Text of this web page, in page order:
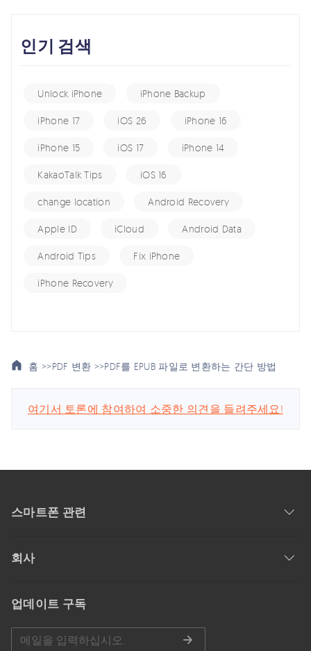
인기 검색
Unlock iPhone iPhone Backup
iPhone 17 iOS 26 iPhone 16
iPhone 15 iOS 17 iPhone 14
KakaoTalk Tips iOS 16
change location Android Recovery
Apple ID iCloud Android Data
Android Tips Fix iPhone
iPhone Recovery
홈 >>PDF 변환 >>PDF를 EPUB 파일로 변환하는 간단 방법
여기서 토론에 참여하여 소중한 의견을 들려주세요!
스마트폰 관련
회사
업데이트 구독